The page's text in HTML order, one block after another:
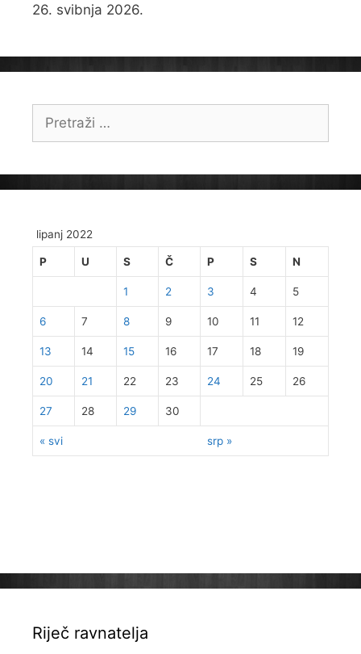
26. svibnja 2026.
lipanj 2022
P U S Č P S N
« svi srp »
1 2 3 4 5
6 7 8 9 10 11 12
13 14 15 16 17 18 19
20 21 22 23 24 25 26
27 28 29 30
Riječ ravnatelja